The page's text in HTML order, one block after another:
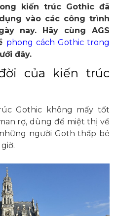
kiến trúc Gothic đã
vào các công trình
nay. Hãy cùng AGS
phong cách Gothic trong
đây.
của kiến trúc
Gothic không mấy tốt
rợ, dùng để miệt thị về
người Goth thấp bé